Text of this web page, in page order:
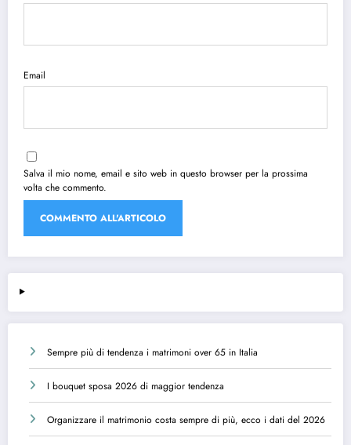
Email
Salva il mio nome, email e sito web in questo browser per la prossima
volta che commento.
Sempre più di tendenza i matrimoni over 65 in Italia
I bouquet sposa 2026 di maggior tendenza
Organizzare il matrimonio costa sempre di più, ecco i dati del 2026